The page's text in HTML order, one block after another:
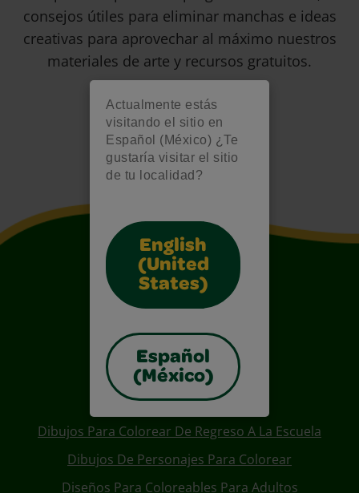
Actualmente estás
visitando el sitio en
Español (México) ¿Te
gustaría visitar el sitio
de tu localidad?
English
(United
States)
Español
(México)
consejos útiles para eliminar manchas e ideas
creativas para aprovechar al máximo nuestros
materiales de arte y recursos gratuitos.
Also of Interest
Dibujos Para Colorear De Regreso A La Escuela
Dibujos De Personajes Para Colorear
Diseños Para Coloreables Para Adultos